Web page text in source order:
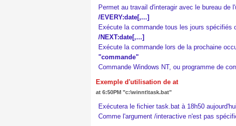
Permet au travail d'interagir avec le bureau
/EVERY:date[,...]
Exécute la commande tous les jours
/NEXT:date[,...]
Exécute la commande lors de la prochaine
"commande"
Commande Windows NT, ou programme de
Exemple d'utilisation de at
at 6:50PM "c:\winnt\task.bat"
Exécutera le fichier task.bat à 18h50
Comme l'argument /interactive n'est pas